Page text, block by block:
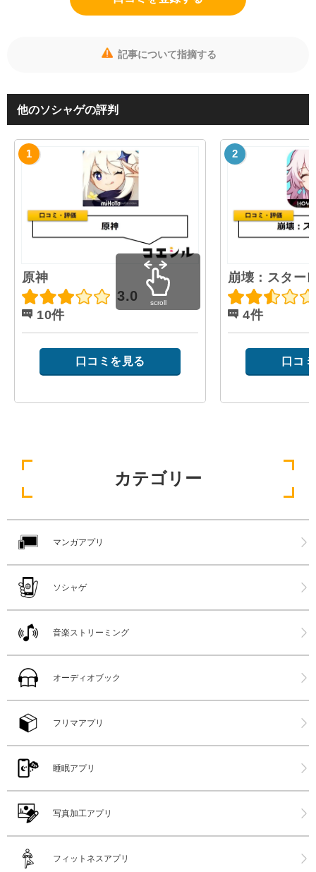
記事について指摘する
他のソシャゲの評判
原神
3.0
10件
口コミを見る
崩壊：スター
4件
口コ
scroll
カテゴリー
マンガアプリ
ソシャゲ
音楽ストリーミング
オーディオブック
フリマアプリ
睡眠アプリ
写真加工アプリ
フィットネスアプリ